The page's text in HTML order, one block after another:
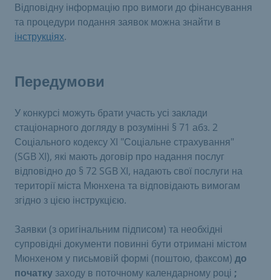
Відповідну інформацію про вимоги до фінансування
та процедури подання заявок можна знайти в
інструкціях.
Передумови
У конкурсі можуть брати участь усі заклади
стаціонарного догляду в розумінні § 71 абз. 2
Соціального кодексу XI "Соціальне страхування"
(SGB XI), які мають договір про надання послуг
відповідно до § 72 SGB XI, надають свої послуги на
території міста Мюнхена та відповідають вимогам
згідно з цією інструкцією.
Заявки (з оригінальним підписом) та необхідні
супровідні документи повинні бути отримані містом
Мюнхеном у письмовій формі (поштою, факсом) до
початку заходу в поточному календарному році ;